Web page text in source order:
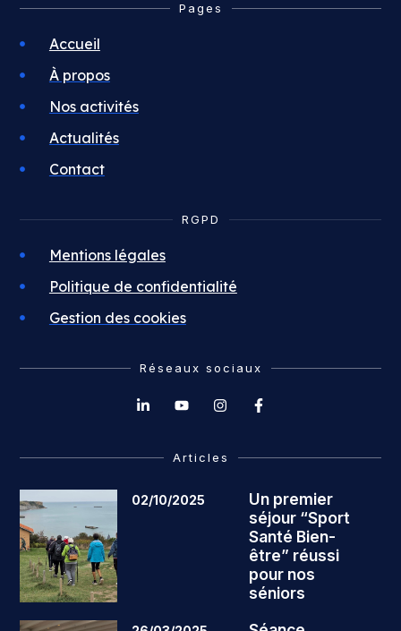
Pages
Accueil
À propos
Nos activités
Actualités
Contact
RGPD
Mentions légales
Politique de confidentialité
Gestion des cookies
Réseaux sociaux
Articles
02/10/2025
Un premier
séjour “Sport
Santé Bien-
être” réussi
pour nos
séniors